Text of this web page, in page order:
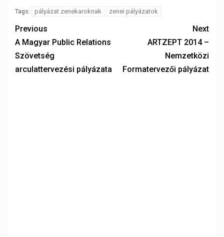
Tags: pályázat zenekaroknak zenei pályázatok
Previous
A Magyar Public Relations
Szövetség
arculattervezési pályázata
Next
ARTZEPT 2014 –
Nemzetközi
Formatervezői pályázat